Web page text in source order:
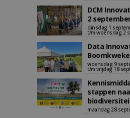
DCM
2
dinsdag 1
t/m woensdag 2
Data
woensdag 9
t/m vrijdag 18
stappen
maandag 28